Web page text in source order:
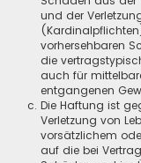
und der
vorhersehbaren
die
auch für
entgangenen
Die Haftung ist
Verletzung von
vorsätzlichem
auf die bei